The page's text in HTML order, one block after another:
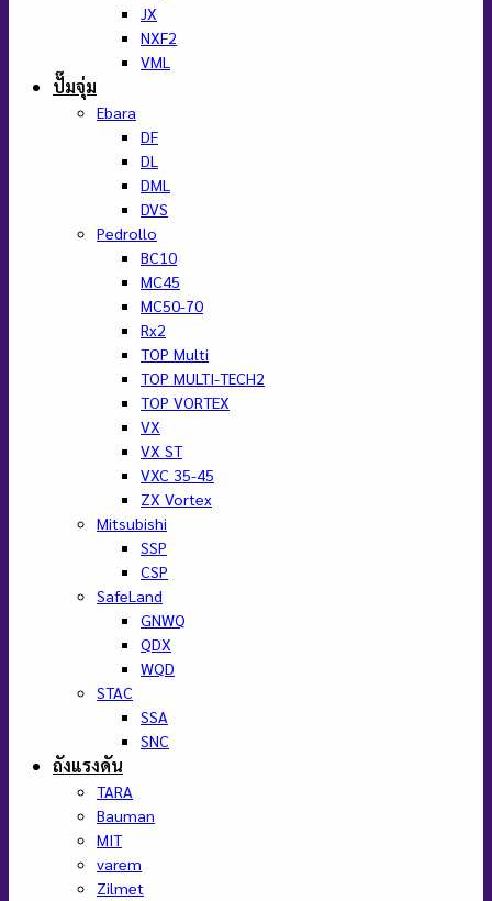
JX
NXF2
VML
ปั๊มจุ่ม
Ebara
DF
DL
DML
DVS
Pedrollo
BC10
MC45
MC50-70
Rx2
TOP Multi
TOP MULTI-TECH2
TOP VORTEX
VX
VX ST
VXC 35-45
ZX Vortex
Mitsubishi
SSP
CSP
SafeLand
GNWQ
QDX
WQD
STAC
SSA
SNC
ถังแรงดัน
TARA
Bauman
MIT
varem
Zilmet